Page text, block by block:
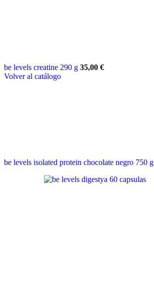
be levels creatine 290 g 35,00 €
Volver al catálogo
be levels isolated protein chocolate negro 750 g